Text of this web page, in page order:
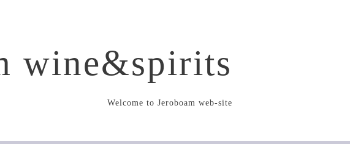
wine&spirits
Welcome to Jeroboam web-site